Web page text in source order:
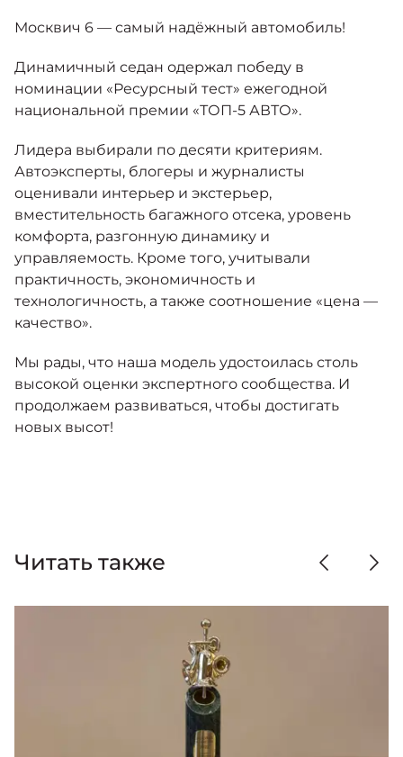
Яркий динамичный седан
управлением (РУ)
Кроссовер, создающий равные
возможности
Москвич 8
Практичный семиместный
кроссовер
Кредитные программы
Калькулятор трейд-ин
Страховые программы
Моторное масло
СЕРВИСНЫЕ АКЦИИ
АКСЕССУАРЫ
Москвич 6 — самый надёжный автомобиль!
Динамичный седан одержал победу в
номинации «Ресурсный тест» ежегодной
национальной премии «ТОП-5 АВТО».
Лидера выбирали по десяти критериям.
Автоэксперты, блогеры и журналисты
оценивали интерьер и экстерьер,
вместительность багажного отсека, уровень
комфорта, разгонную динамику и
управляемость. Кроме того, учитывали
практичность, экономичность и
технологичность, а также соотношение «цена —
качество».
Мы рады, что наша модель удостоилась столь
высокой оценки экспертного сообщества. И
продолжаем развиваться, чтобы достигать
новых высот!
Читать также